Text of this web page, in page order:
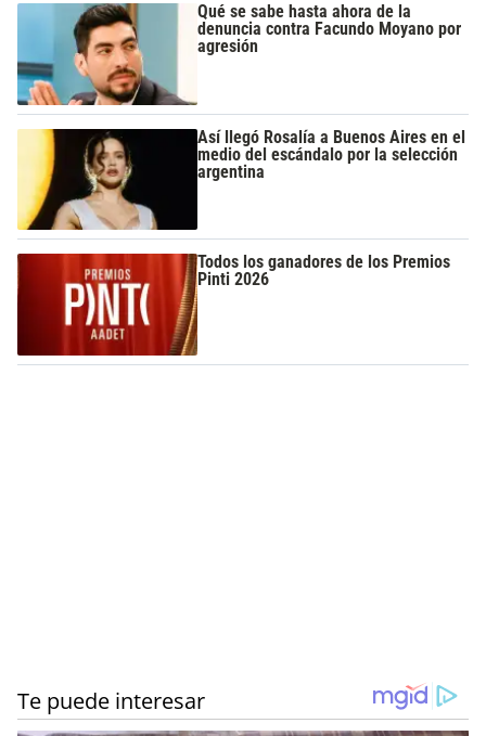
Qué se sabe hasta ahora de la
denuncia contra Facundo Moyano por
agresión
Así llegó Rosalía a Buenos Aires en el
medio del escándalo por la selección
argentina
Todos los ganadores de los Premios
Pinti 2026